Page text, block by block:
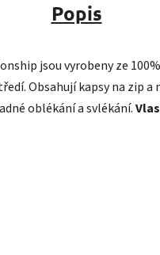
Popis
jsou vyrobeny ze
Obsahují kapsy na zip a
oblékání a svlékání.